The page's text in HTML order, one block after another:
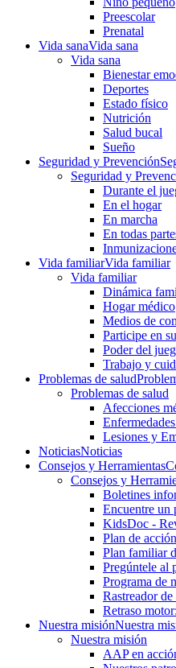
Preescolar
Prenatal
Vida sanaVida sana
Vida sana
Bienestar
Deportes
Estado físico
Nutrición
Salud bucal
Sueño
Seguridad y Prevención
Seguridad y
Durante el
En el hogar
En marcha
En todas
Vida familiarVida familiar
Vida familiar
Dinámica
Hogar médico
Medios de
Participe en
Poder del
Trabajo y
Problemas de salud
Problemas de salud
Afecciones
Lesiones y
NoticiasNoticias
Consejos y Herramientas
Consejos y
Boletines
Encuentre un
KidsDoc -
Plan de
Plan familiar
Pregúntele al
Programa de
Rastre​​ador
Retraso
Nuestra misiónNuestra
Nuestra misión
AAP en